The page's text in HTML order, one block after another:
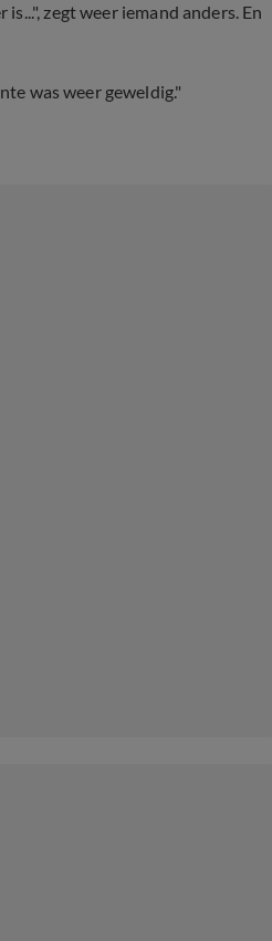
zegt weer iemand anders. En
was weer geweldig."